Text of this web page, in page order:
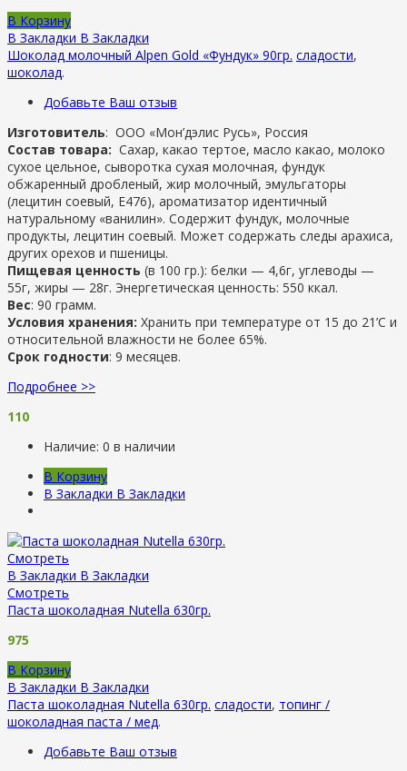
В Корзину
В Закладки В Закладки
Шоколад молочный Alpen Gold «Фундук» 90гр. сладости,
шоколад.
Добавьте Ваш отзыв
Изготовитель: ООО «Мон’дэлис Русь», Россия
Состав товара: Сахар, какао тертое, масло какао, молоко
сухое цельное, сыворотка сухая молочная, фундук
обжаренный дробленый, жир молочный, эмульгаторы
(лецитин соевый, Е476), ароматизатор идентичный
натуральному «ванилин». Содержит фундук, молочные
продукты, лецитин соевый. Может содержать следы арахиса,
других орехов и пшеницы.
Пищевая ценность (в 100 гр.): белки — 4,6г, углеводы —
55г, жиры — 28г. Энергетическая ценность: 550 ккал.
Вес: 90 грамм.
Условия хранения: Хранить при температуре от 15 до 21’С и
относительной влажности не более 65%.
Срок годности: 9 месяцев.
Подробнее >>
110
Наличие: 0 в наличии
В Корзину
В Закладки В Закладки
Смотреть
В Закладки В Закладки
Смотреть
Паста шоколадная Nutella 630гр.
975
В Корзину
В Закладки В Закладки
Паста шоколадная Nutella 630гр. сладости, топинг /
шоколадная паста / мед.
Добавьте Ваш отзыв